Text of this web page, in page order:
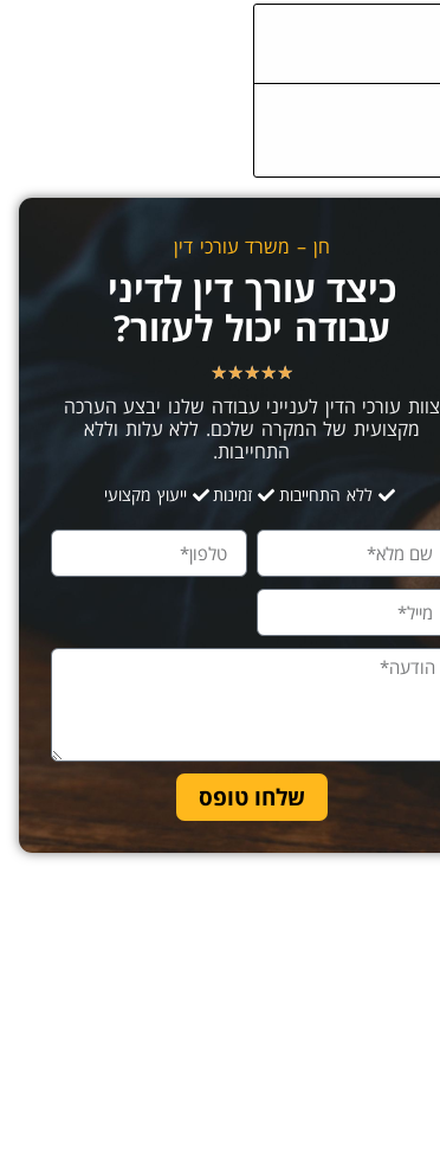
חן – משרד עורכי דין
כיצד עורך דין לדיני
עבודה יכול לעזור?
★
★
★
★
★
צוות עורכי הדין לענייני עבודה שלנו יבצע הערכה
מקצועית של המקרה שלכם. ללא עלות וללא
התחייבות.
ללא התחייבות זמינות ייעוץ מקצועי
שלחו טופס